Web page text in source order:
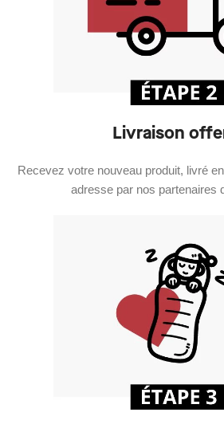
Livraison
Recevez votre nouveau produit, livré
adresse par nos partenaires